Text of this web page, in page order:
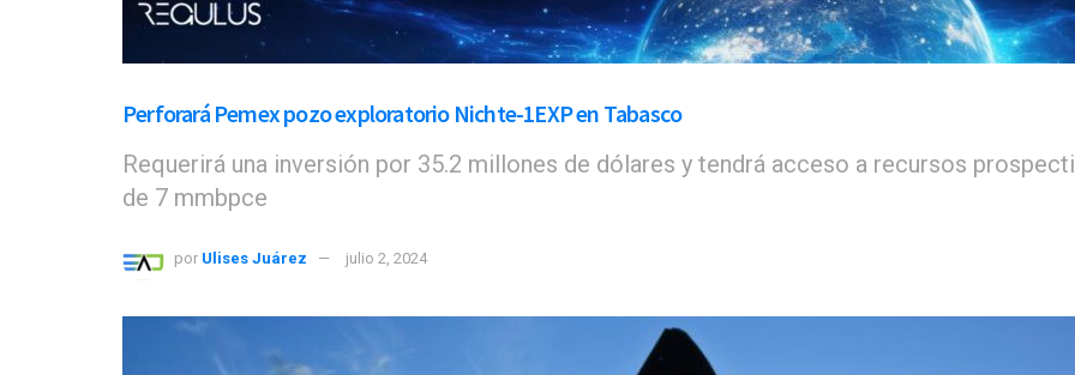
Perforará Pemex pozo exploratorio Nichte-1EXP en Tabasco
Requerirá una inversión por 35.2 millones de dólares y tendrá acceso a recursos
de 7 mmbpce
por Ulises Juárez julio 2, 2024